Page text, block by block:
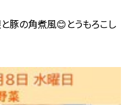
豚の角煮風😊とうもろこし